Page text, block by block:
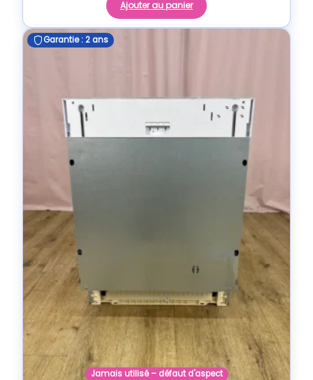
Ajouter au panier
Garantie : 2 ans
Jamais utilisé – défaut d'aspect